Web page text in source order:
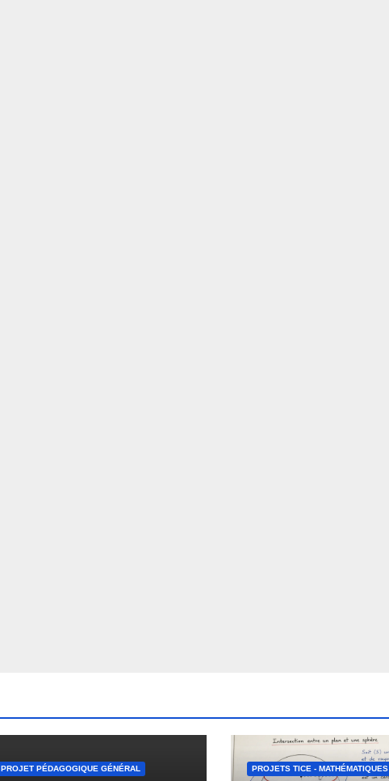
PROJET PÉDAGOGIQUE GÉNÉRAL PROJETS TICE - MATHÉMATIQUES